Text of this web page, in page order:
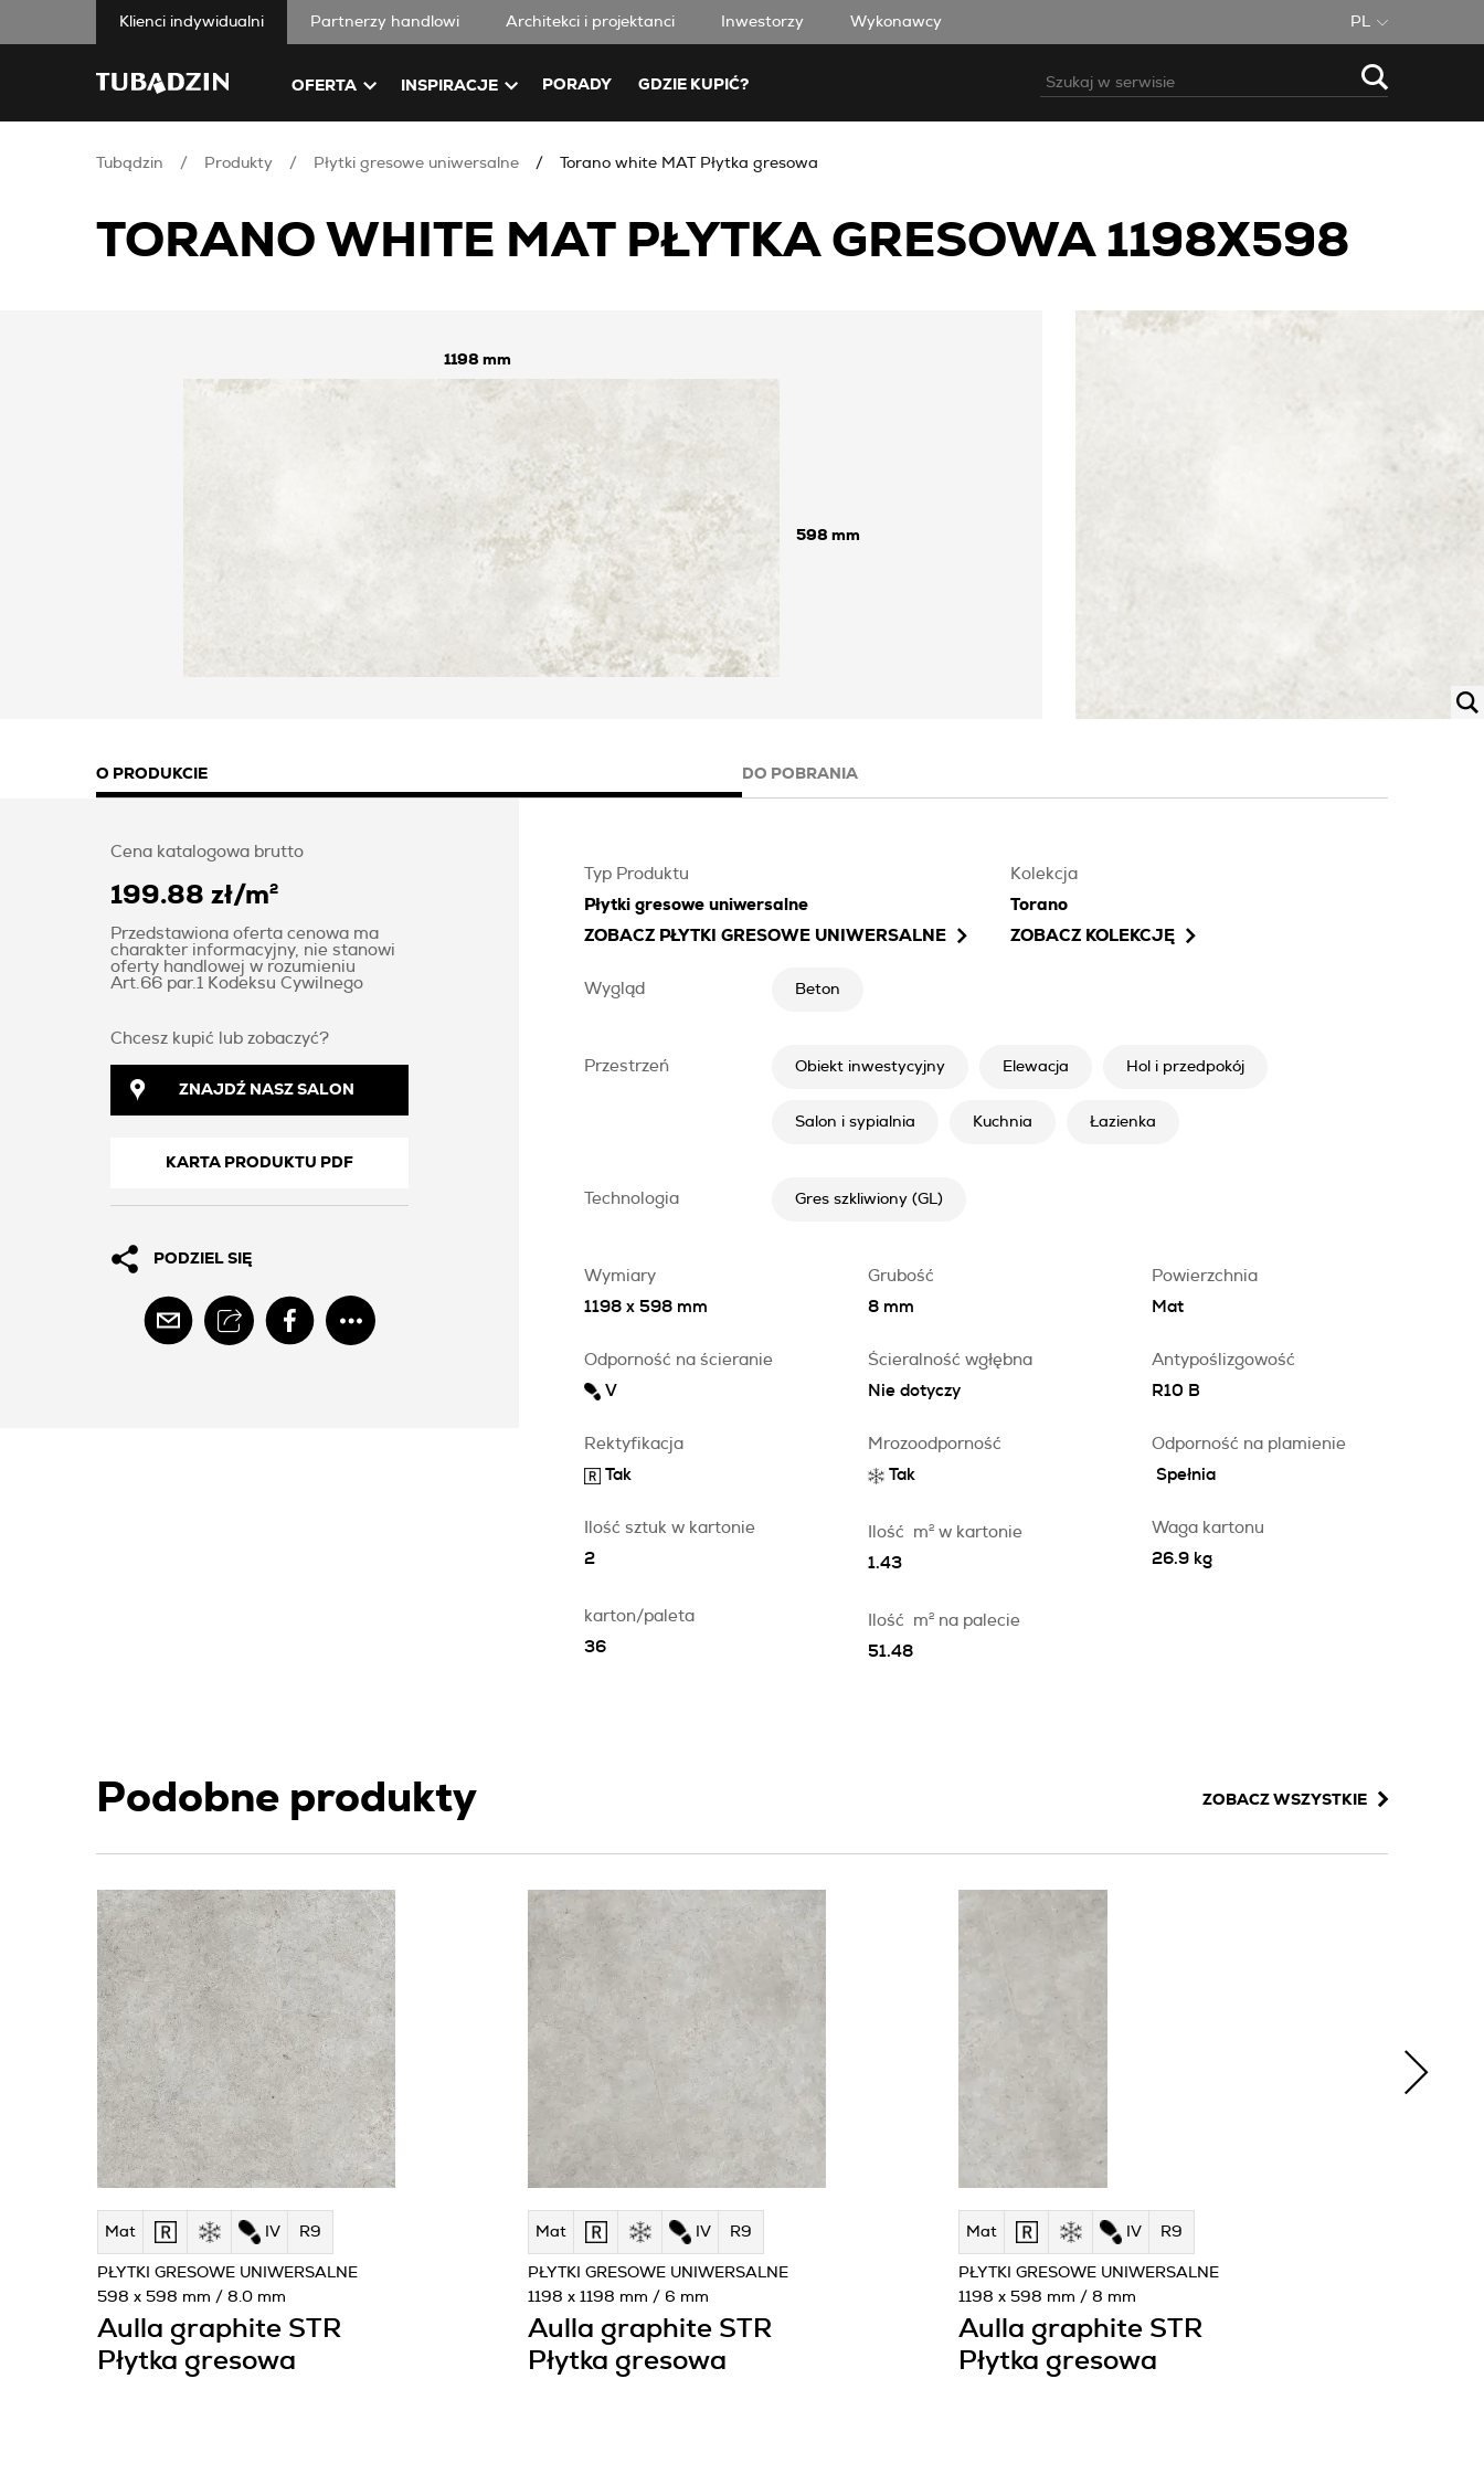
Klienci indywidualni Partnerzy handlowi Architekci i projektanci Inwestorzy Wykonawcy PL
OFERTA INSPIRACJE PORADY GDZIE KUPIĆ?
Tubądzin Produkty Płytki gresowe uniwersalne Torano white MAT Płytka gresowa
TORANO WHITE MAT PŁYTKA GRESOWA 1198X598
1198
598
O PRODUKCIE DO POBRANIA
Cena katalogowa brutto
199.88 zł/m2
Przedstawiona oferta cenowa ma
charakter informacyjny, nie stanowi
oferty handlowej w rozumieniu
Art.66 par.1 Kodeksu Cywilnego
Chcesz kupić lub zobaczyć?
ZNAJDŹ NASZ SALON
KARTA PRODUKTU PDF
PODZIEL SIĘ
Typ Produktu
Płytki gresowe uniwersalne
ZOBACZ PŁYTKI GRESOWE UNIWERSALNE
Kolekcja
Torano
ZOBACZ KOLEKCJĘ
Wygląd Beton
Przestrzeń Obiekt inwestycyjny Elewacja Hol i przedpokój
Salon i sypialnia Kuchnia Łazienka
Technologia Gres szkliwiony (GL)
Wymiary
1198 x 598 mm
Grubość
8 mm
Powierzchnia
Mat
Odporność na ścieranie
V
Ścieralność wgłębna
Nie dotyczy
Antypoślizgowość
R10 B
Rektyfikacja
Tak
Mrozoodporność
Tak
Odporność na plamienie
Spełnia
Ilość sztuk w kartonie
2
Ilość m2 w kartonie
1.43
Waga kartonu
26.9 kg
karton/paleta
36
Ilość m2
na palecie
51.48
Podobne produkty ZOBACZ WSZYSTKIE
Mat IV R9
Aulla graphite STR
Płytka gresowa
PŁYTKI GRESOWE UNIWERSALNE
598 x 598 mm / 8.0 mm
Mat IV R9
Aulla graphite STR
Płytka gresowa
PŁYTKI GRESOWE UNIWERSALNE
1198 x 1198 mm / 6 mm
Mat IV R9
Aulla graphite STR
Płytka gresowa
PŁYTKI GRESOWE UNIWERSALNE
1198 x 598 mm / 8 mm